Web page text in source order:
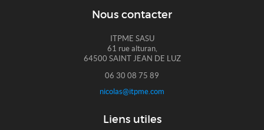
Nous contacter
ITPME SASU
61 rue alturan,
64500 SAINT JEAN DE LUZ
06 30 08 75 89
nicolas@itpme.com
Liens utiles